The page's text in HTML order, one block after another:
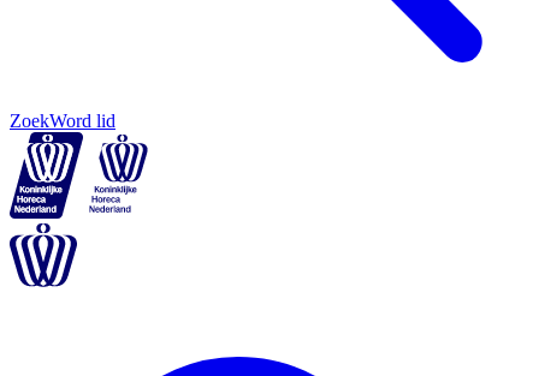
ZoekWord lid